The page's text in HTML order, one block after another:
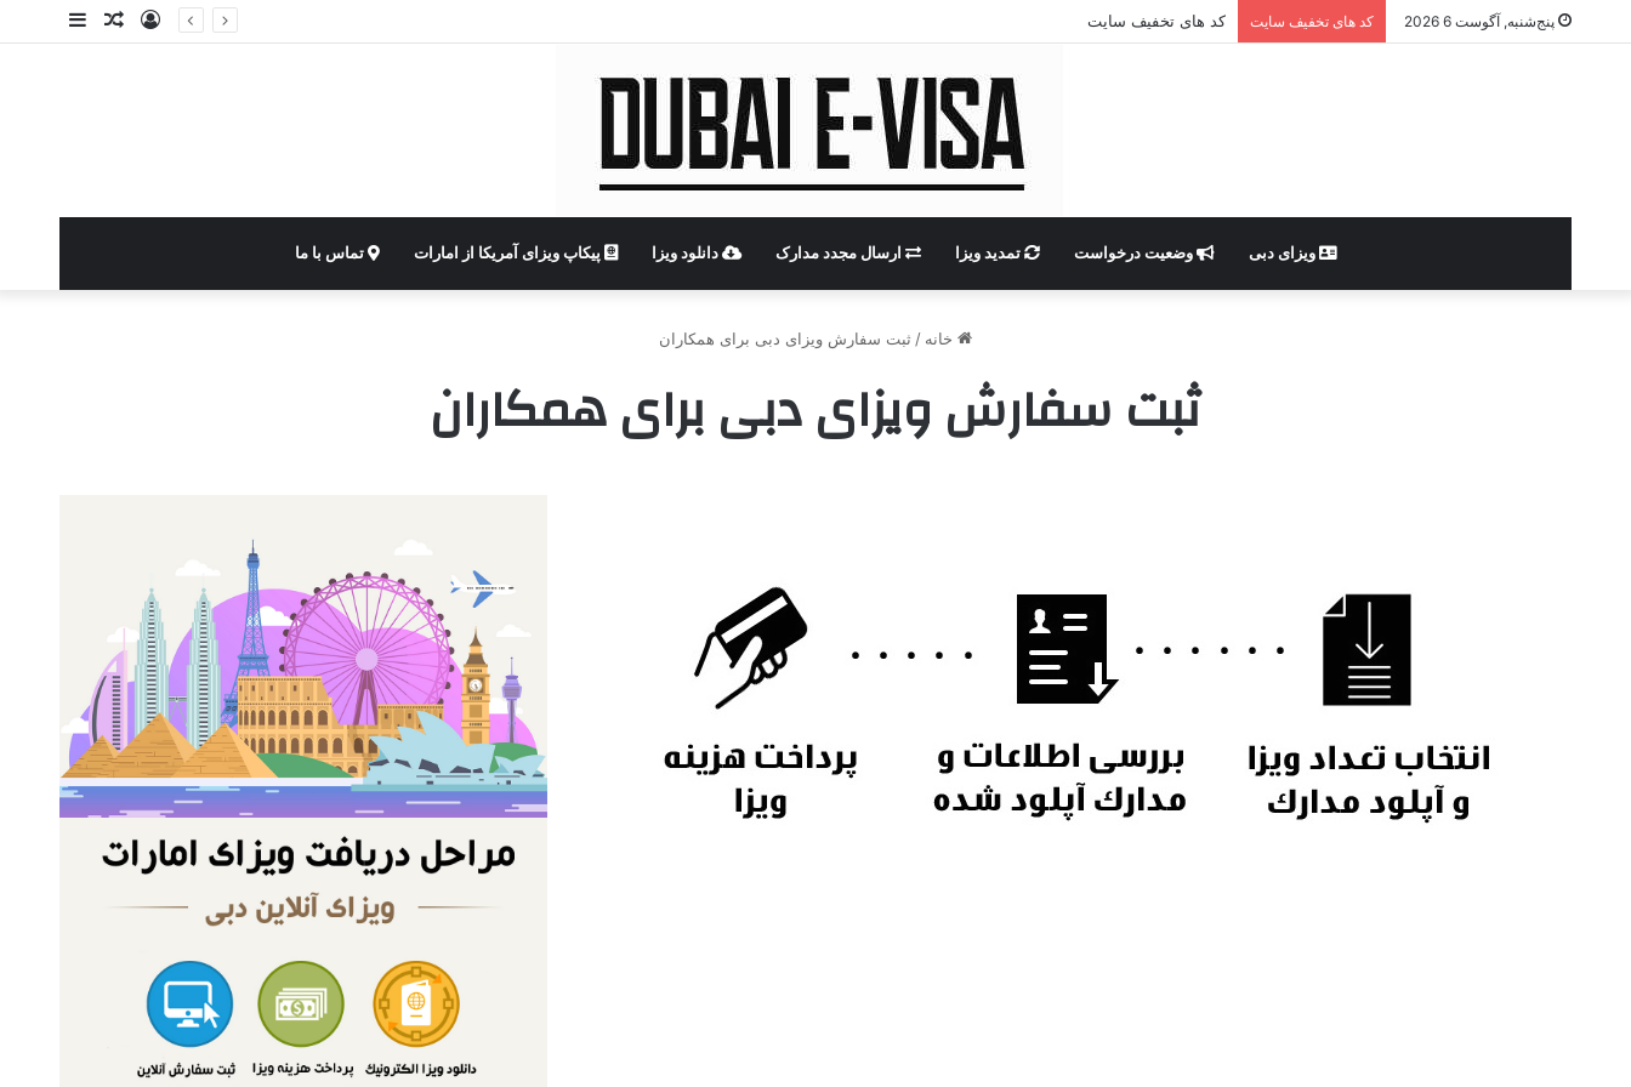
پنج‌شنبه, آگوست 6 2026 کد های تخفیف سایت کد های تخفیف سایت سایدبارنوشتهورود
ویزای دبی وضعیت درخواست تمدید ویزا ارسال مجدد مدارک دانلود ویزا پیکاپ ویزای آمریکا از امارات تماس با ما
خانه / ثبت سفارش ویزای دبی برای همکاران
ثبت سفارش ویزای دبی برای همکاران